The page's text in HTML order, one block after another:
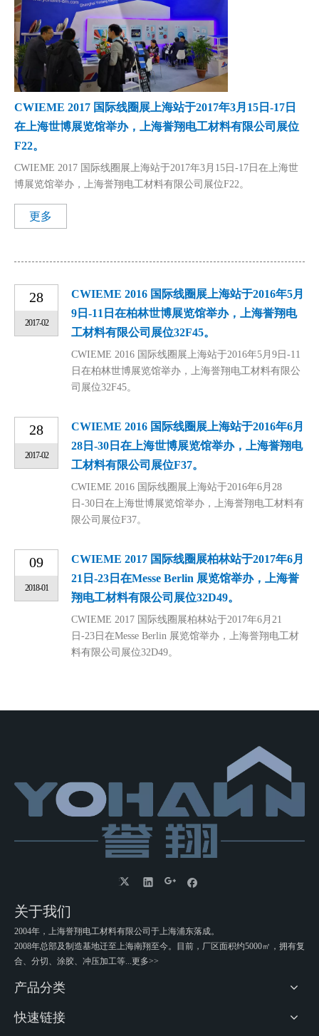
CWIEME 2017 国际线圈展上海站于2017年3月15日-17日
在上海世博展览馆举办，上海誉翔电工材料有限公司展位
F22。
CWIEME 2017 国际线圈展上海站于2017年3月15日-17日在上海世
博展览馆举办，上海誉翔电工材料有限公司展位F22。
更多
28
2017-02
CWIEME 2016 国际线圈展上海站于2016年5月
9日-11日在柏林世博展览馆举办，上海誉翔电
工材料有限公司展位32F45。
CWIEME 2016 国际线圈展上海站于2016年5月9日-11
日在柏林世博展览馆举办，上海誉翔电工材料有限公
司展位32F45。
28
2017-02
CWIEME 2016 国际线圈展上海站于2016年6月
28日-30日在上海世博展览馆举办，上海誉翔电
工材料有限公司展位F37。
CWIEME 2016 国际线圈展上海站于2016年6月28
日-30日在上海世博展览馆举办，上海誉翔电工材料有
限公司展位F37。
09
2018-01
CWIEME 2017 国际线圈展柏林站于2017年6月
21日-23日在Messe Berlin 展览馆举办，上海誉
翔电工材料有限公司展位32D49。
CWIEME 2017 国际线圈展柏林站于2017年6月21
日-23日在Messe Berlin 展览馆举办，上海誉翔电工材
料有限公司展位32D49。
关于我们
2004年，上海誉翔电工材料有限公司于上海浦东落成。
2008年总部及制造基地迁至上海南翔至今。目前，厂区面积约5000㎡，拥有复
合、分切、涂胶、冲压加工等...更多>>
产品分类
快速链接